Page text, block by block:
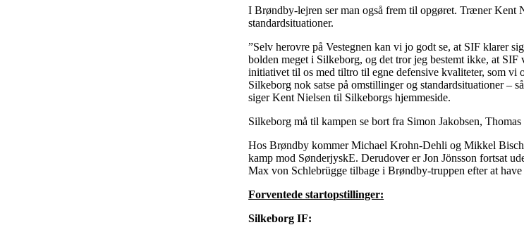
I Brøndby-lejren ser man også frem til opgøret. Træner Kent
standardsituationer.
”Selv herovre på Vestegnen kan vi jo godt se, at SIF klarer
bolden meget i Silkeborg, og det tror jeg bestemt ikke, at
initiativet til os med tiltro til egne defensive kvaliteter, som vi
Silkeborg nok satse på omstillinger og standardsituationer –
siger Kent Nielsen til Silkeborgs hjemmeside.
Silkeborg må til kampen se bort fra Simon Jakobsen,
Hos Brøndby kommer Michael Krohn-Dehli og Mikkel
kamp mod SønderjyskE. Derudover er Jon Jönsson fortsat
Max von Schlebrügge tilbage i Brøndby-truppen efter at
Forventede startopstillinger:
Silkeborg IF: